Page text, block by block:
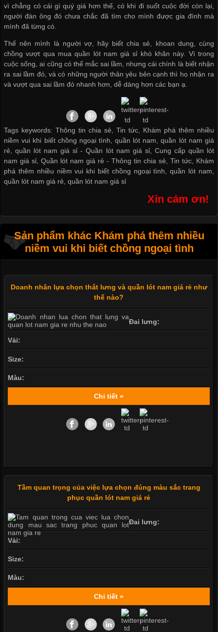
vì chẳng có cái gì quý giá hơn thế, có khi đi suốt cuộc đời còn lại,
người đàn ông đó chưa chắc đã tìm cho mình được gia đình mà
mình đã từng có.
Thế nên mình là người vợ, hãy biết chia sẻ, khoan dung, cùng
chồng vượt qua mua quần lót nam giá sỉ khó khăn này. Vì trong
cuộc sống, ai cũng có thể mắc sai lầm, nhưng cái chính là biết nhận
ra sai lầm đó, và có những người thân yêu bên cạnh thì họ nhận ra
và vượt qua sai lầm đó nhanh hơn, dễ dàng hơn các bạn ạ.
Tags keywords: Thông tin chia sẻ, Tin tức, Khám phá thêm nhiều
niềm vui khi biết chồng ngoại tình, quần lót nam, quần lót nam giá
rẻ, quần lót nam giá sỉ -Quần lót nam giá sỉ, Cung cấp quần lót
nam giá sỉ ,Quần lót nam giá rẻ - Thông tin chia sẻ Tin tức, Khám
phá thêm nhiều niềm vui khi biết chồng ngoại tình ,quần lót nam
quần lót nam giá rẻ ,quần lót nam giá sỉ
Xin cám ơn!
Sản phẩm khác Khám phá thêm nhiều
niềm vui khi biết chồng ngoại tình
Doanh nhân lựa chọn thắt lưng và quần lót nam giá rẻ như
thế nào?
Đai lưng:
Vải:
Size:
Màu:
Chi tiết »
Tầm quan trọng của việc lựa chọn đúng màu sắc trang
phục quần lót nam giá rẻ
Đai lưng:
Vải:
Size:
Màu:
Chi tiết »